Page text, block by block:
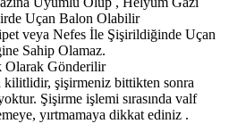
Uçan Balon Olabilir
veya Nefes İle Şişirildiğinde Uçan
Sahip Olamaz.
Olarak Gönderilir
kilitlidir, şişirmeniz bittikten sonra
Şişirme işlemi sırasında valf
yırtmamaya dikkat ediniz .